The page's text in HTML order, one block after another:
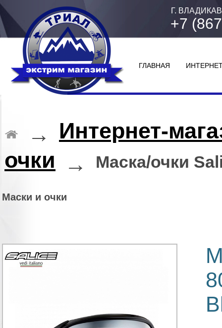
Г.
+7
ГЛАВНАЯ
→ Интернет-
очки → Маска/очки
Маски и очки